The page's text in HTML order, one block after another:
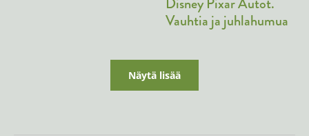
Vauhtia ja juhlahumua
Näytä lisää